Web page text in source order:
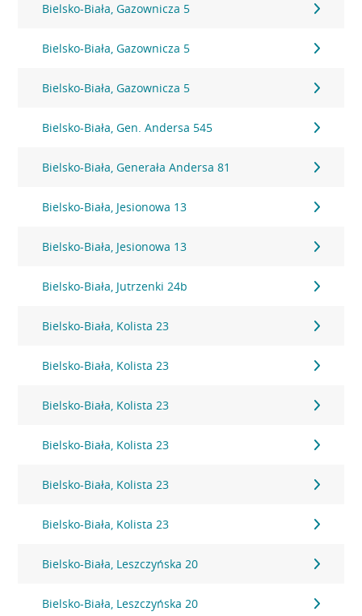
Bielsko-Biała, Gazownicza 5
Bielsko-Biała, Gazownicza 5
Bielsko-Biała, Gazownicza 5
Bielsko-Biała, Gen. Andersa 545
Bielsko-Biała, Generała Andersa 81
Bielsko-Biała, Jesionowa 13
Bielsko-Biała, Jesionowa 13
Bielsko-Biała, Jutrzenki 24b
Bielsko-Biała, Kolista 23
Bielsko-Biała, Kolista 23
Bielsko-Biała, Kolista 23
Bielsko-Biała, Kolista 23
Bielsko-Biała, Kolista 23
Bielsko-Biała, Kolista 23
Bielsko-Biała, Leszczyńska 20
Bielsko-Biała, Leszczyńska 20